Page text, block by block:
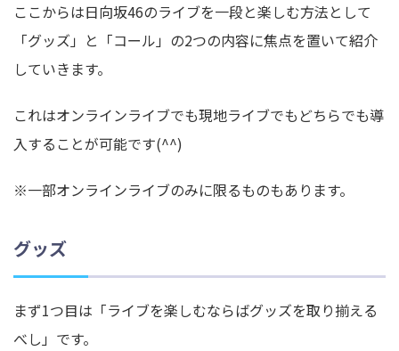
ここからは日向坂46のライブを一段と楽しむ方法として
「グッズ」と「コール」の2つの内容に焦点を置いて紹介
していきます。
これはオンラインライブでも現地ライブでもどちらでも導
入することが可能です(^^)
※一部オンラインライブのみに限るものもあります。
グッズ
まず1つ目は「ライブを楽しむならばグッズを取り揃える
べし」です。